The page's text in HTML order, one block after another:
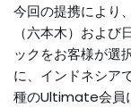
今回の提携により
（六本木）およ
ックをお客様が選
に、インドネシア
種のUltimate会員